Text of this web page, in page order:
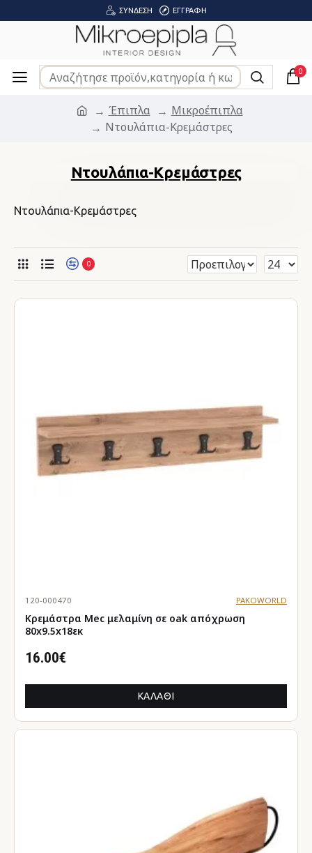
ΣΎΝΔΕΣΗ ΕΓΓΡΑΦΉ
0
Έπιπλα
Μικροέπιπλα
Ντουλάπια-Κρεμάστρες
Ντουλάπια-Κρεμάστρες
Ντουλάπια-Κρεμάστρες
0
120-000470 PAKOWORLD
Κρεμάστρα Mec μελαμίνη σε oak απόχρωση
80x9.5x18εκ
16.00€
ΚΑΛΆΘΙ